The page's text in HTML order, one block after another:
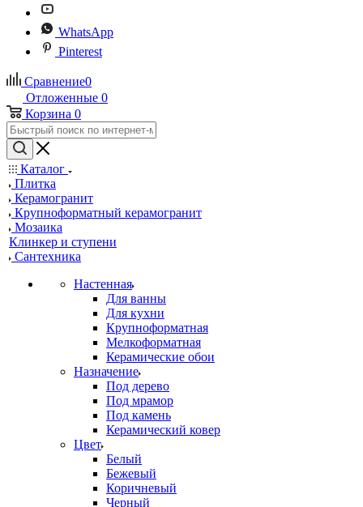
WhatsApp
Pinterest
Сравнение0
Отложенные 0
Корзина 0
Каталог
Плитка
Керамогранит
Крупноформатный керамогранит
Мозаика
Клинкер и ступени
Сантехника
Настенная
Для ванны
Для кухни
Крупноформатная
Мелкоформатная
Керамические обои
Назначение
Под дерево
Под мрамор
Под камень
Керамический ковер
Цвет
Белый
Бежевый
Коричневый
Черный